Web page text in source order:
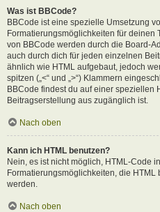
Was ist BBCode?
BBCode ist eine spezielle Umsetzung
Formatierungsmöglichkeiten für deinen
von BBCode werden durch die Board-
auch durch dich für jeden einzelnen
ähnlich wie HTML aufgebaut, jedoch
spitzen („<“ und „>“) Klammern
BBCode findest du auf einer speziellen
Beitragserstellung aus zugänglich ist.
Nach oben
Kann ich HTML benutzen?
Nein, es ist nicht möglich, HTML-Code
Formatierungsmöglichkeiten, die
werden.
Nach oben